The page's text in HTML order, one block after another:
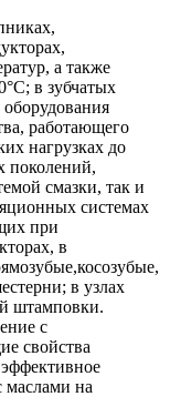
а также
в зубчатых
работающего
нагрузках до
поколений,
смазки, так и
системах
при
в
в узлах
штамповки.
с
свойства
маслами на